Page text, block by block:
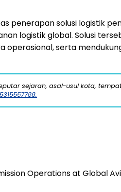
penerapan solusi logistik
logistik global. Solusi
operasional, serta
sejarah, asal-usul kota,
Operations at Global